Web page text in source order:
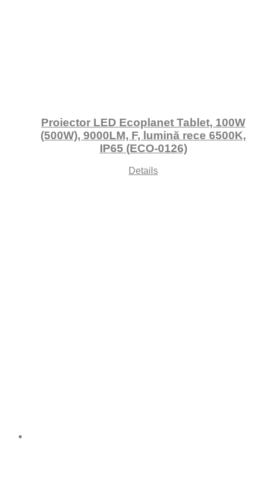
Proiector LED Ecoplanet Tablet, 100W
(500W), 9000LM, F, lumină rece 6500K,
IP65 (ECO-0126)
Details